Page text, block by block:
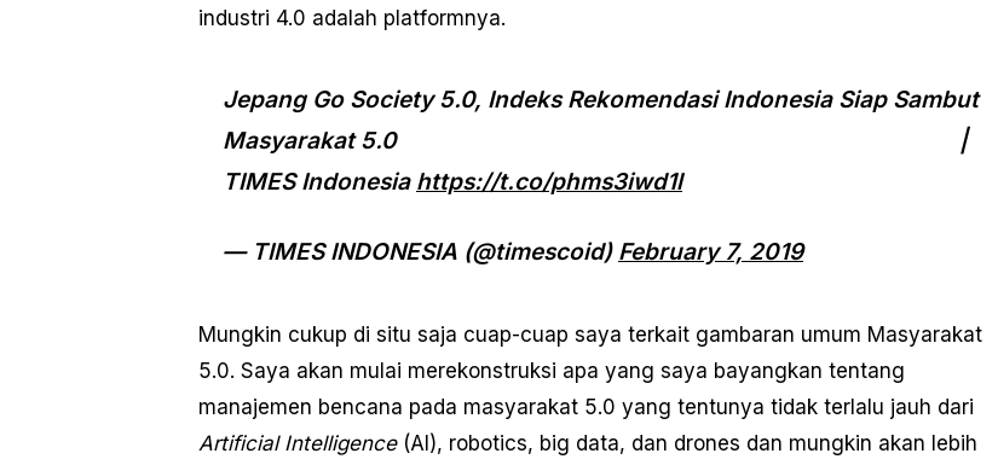
industri 4.0 adalah platformnya.
Jepang Go Society 5.0, Indeks Rekomendasi Indonesia Siap Sambut
Masyarakat 5.0 |
TIMES Indonesia https://t.co/phms3iwd1l
— TIMES INDONESIA (@timescoid) February 7, 2019
Mungkin cukup di situ saja cuap-cuap saya terkait gambaran umum Masyarakat
5.0. Saya akan mulai merekonstruksi apa yang saya bayangkan tentang
manajemen bencana pada masyarakat 5.0 yang tentunya tidak terlalu jauh dari
Artificial Intelligence(AI), robotics, big data, dan drones dan mungkin akan lebih